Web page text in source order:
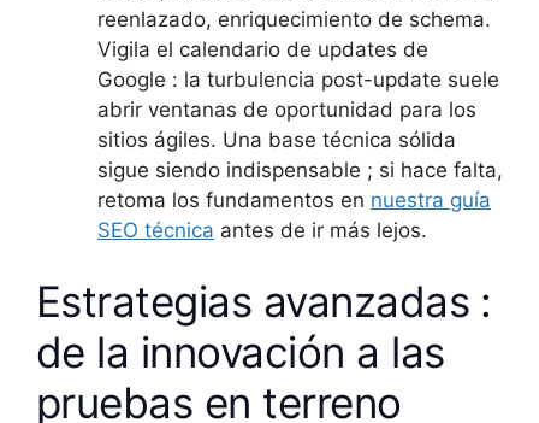
reenlazado, enriquecimiento de schema.
Vigila el calendario de updates de
Google : la turbulencia post-update suele
abrir ventanas de oportunidad para los
sitios ágiles. Una base técnica sólida
sigue siendo indispensable ; si hace falta,
retoma los fundamentos en nuestra guía
SEO técnica antes de ir más lejos.
Estrategias avanzadas :
de la innovación a las
pruebas en terreno